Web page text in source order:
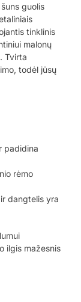
guolis
tinklinis
malonų
Tvirta
todėl jūsų
padidina
rėmo
dangtelis yra
ilgis mažesnis